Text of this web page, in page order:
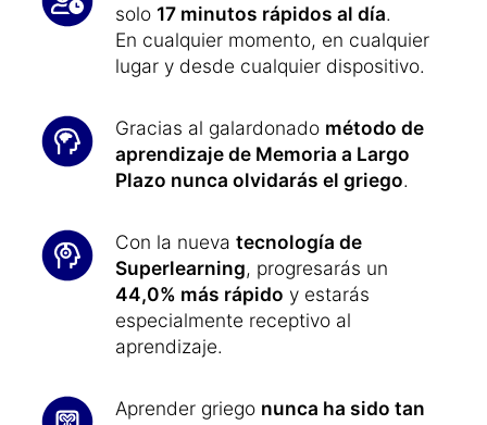
solo 17 minutos rápidos al día.
En cualquier momento, en cualquier
lugar y desde cualquier dispositivo.
Gracias al galardonado método de
aprendizaje de Memoria a Largo
Plazo nunca olvidarás el griego.
Con la nueva tecnología de
Superlearning, progresarás un
44,0% más rápido y estarás
especialmente receptivo al
aprendizaje.
Aprender griego nunca ha sido tan